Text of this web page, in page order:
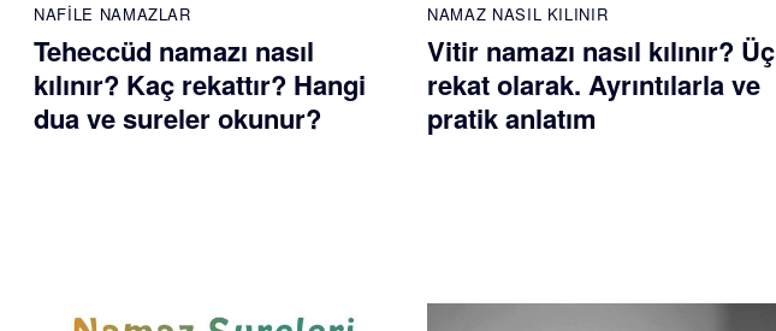
NAFILE NAMAZLAR
Teheccüd namazı nasıl
kılınır? Kaç rekattır? Hangi
dua ve sureler okunur?
NAMAZ NASIL KILINIR
Vitir namazı nasıl kılınır? Üç
rekat olarak. Ayrıntılarla ve
pratik anlatım